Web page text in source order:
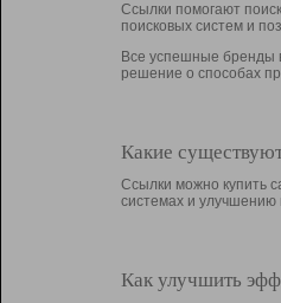
Ссылки помогают
поисковых систем и
Все успешные бренды
решение о способах
Какие
Ссылки можно купить
системах и улучшению
Как улучшить